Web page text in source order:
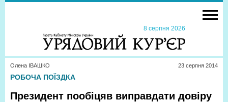
8 серпня 2026
Олена ІВАШКО 23 серпня 2014
РОБОЧА ПОЇЗДКА
Президент пообіцяв виправдати довіру